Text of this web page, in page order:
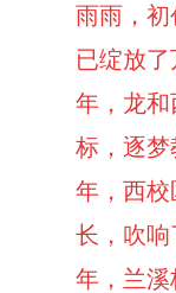
雨雨，初
已绽放了
年，龙和
标，逐梦
年，西
长，吹响
年，兰溪